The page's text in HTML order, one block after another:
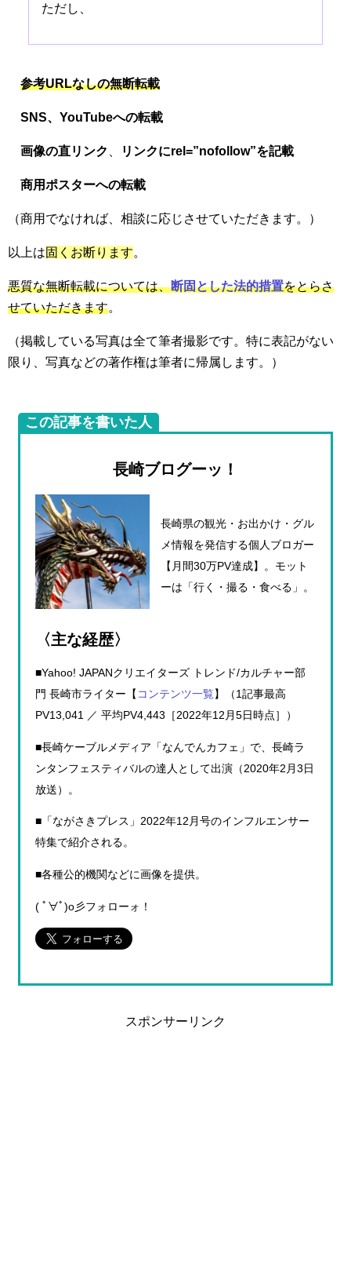
ただし、
参考URLなしの無断転載
SNS、 YouTubeへの転載
画像の直リンク リンクにrel=”nofollow”を記載
商用ポスターへの転載
（商用でなければ、相談に応じさせていただきます。）
以上は固くお断ります。
悪質な無断転載については、断固とした法的措置をとらさ
せていただきます。
（掲載している写真は全て筆者撮影です。特に表記がない
限り、写真などの著作権は筆者に帰属します。）
この記事を書いた人
長崎ブログーッ！
長崎県の観光・お出かけ・グル
メ情報を発信する個人ブロガー
【月間30万PV達成】。モット
ーは「行く・撮る・食べる」。
〈主な経歴〉
■Yahoo! JAPANクリエイターズ トレンド/カルチャー部
門 長崎市ライター【 コンテンツ一覧】（1記事最高
PV13,041 ／ 平均PV4,443［2022年12月5日時点］）
■長崎ケーブルメディア「なんでんカフェ」で、長崎ラ
ンタンフェスティバルの達人として出演（2020年2月3日
放送）。
■「ながさきプレス」2022年12月号のインフルエンサー
特集で紹介される。
■各種公的機関などに画像を提供。
( ﾟ∀ﾟ)o彡フォローォ！
スポンサーリンク